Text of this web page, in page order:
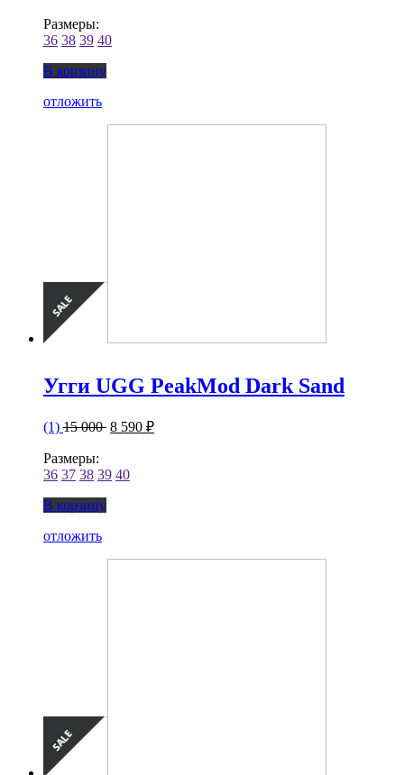
Размеры:
36 38 39 40
В корзину
отложить
Угги UGG PeakMod Dark Sand
(1) 15 000 8 590 ₽
Размеры:
36 37 38 39 40
В корзину
отложить